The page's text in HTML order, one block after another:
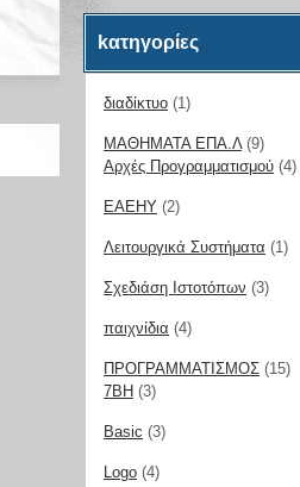
kατηγορίες
διαδίκτυο (1)
ΜΑΘΗΜΑΤΑ ΕΠΑ.Λ(9)
Αρχές Προγραμματισμού (4)
ΕΑΕΗΥ (2)
Λειτουργικά Συστήματα (1)
Σχεδιάση Ιστοτόπων (3)
παιχνίδια (4)
ΠΡΟΓΡΑΜΜΑΤΙΣΜΟΣ (15)
7BH (3)
Basic (3)
Logo (4)